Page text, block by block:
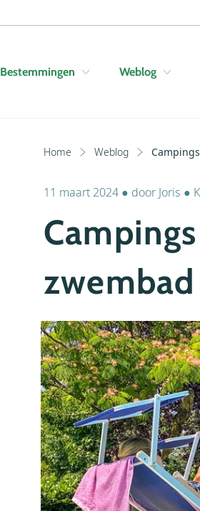
Bestemmingen Weblog
Home Weblog
11 maart 2024 ● door Joris ●
zwembad